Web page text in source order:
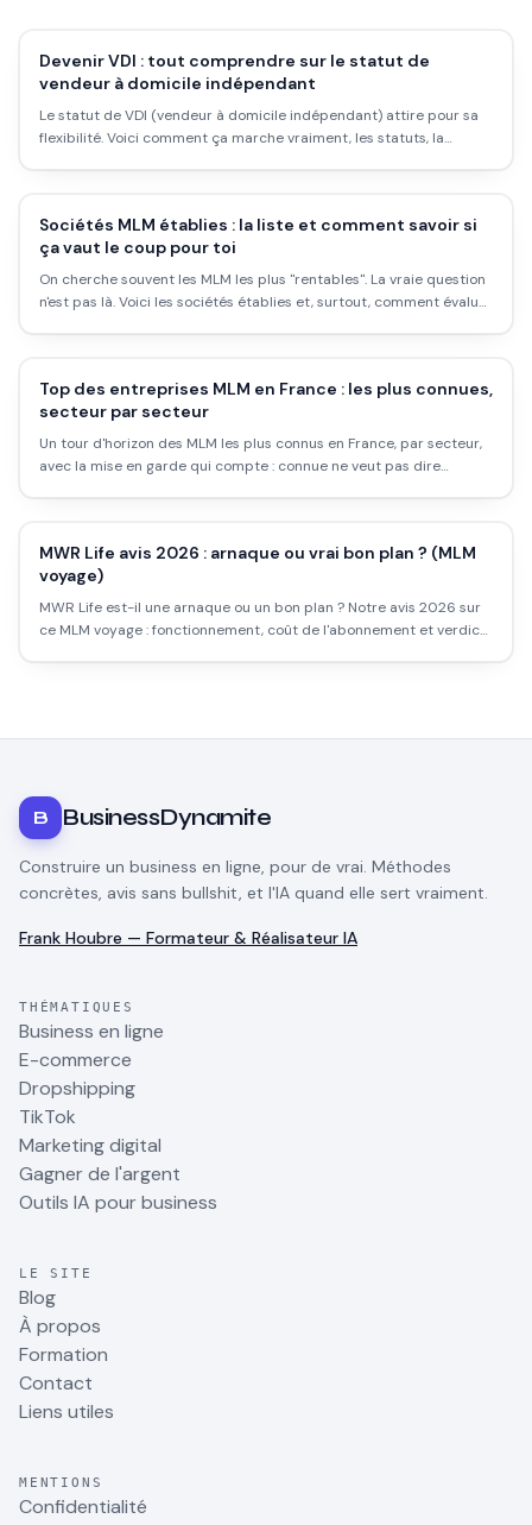
Devenir VDI : tout comprendre sur le statut de
vendeur à domicile indépendant
Le statut de VDI (vendeur à domicile indépendant) attire pour sa
flexibilité. Voici comment ça marche vraiment, les statuts, la
Sociétés MLM établies : la liste et comment savoir si
ça vaut le coup pour toi
On cherche souvent les MLM les plus "rentables". La vraie question
n'est pas là. Voici les sociétés établies et, surtout, comment évaluer
Top des entreprises MLM en France : les plus connues,
secteur par secteur
Un tour d'horizon des MLM les plus connus en France, par secteur,
avec la mise en garde qui compte : connue ne veut pas dire
MWR Life avis 2026 : arnaque ou vrai bon plan ? (MLM
voyage)
MWR Life est-il une arnaque ou un bon plan ? Notre avis 2026 sur
ce MLM voyage : fonctionnement, coût de l'abonnement et verdict
B BusinessDynamite
Construire un business en ligne, pour de vrai. Méthodes
concrètes, avis sans bullshit, et l'IA quand elle sert vraiment.
Frank Houbre — Formateur & Réalisateur IA
THÉMATIQUES
Business en ligne
E-commerce
Dropshipping
TikTok
Marketing digital
Gagner de l'argent
Outils IA pour business
LE SITE
Blog
À propos
Formation
Contact
Liens utiles
MENTIONS
Confidentialité